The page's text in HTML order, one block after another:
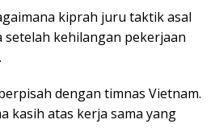
kiprah juru taktik asal
setelah kehilangan pekerjaan
dengan timnas Vietnam.
kasih atas kerja sama yang